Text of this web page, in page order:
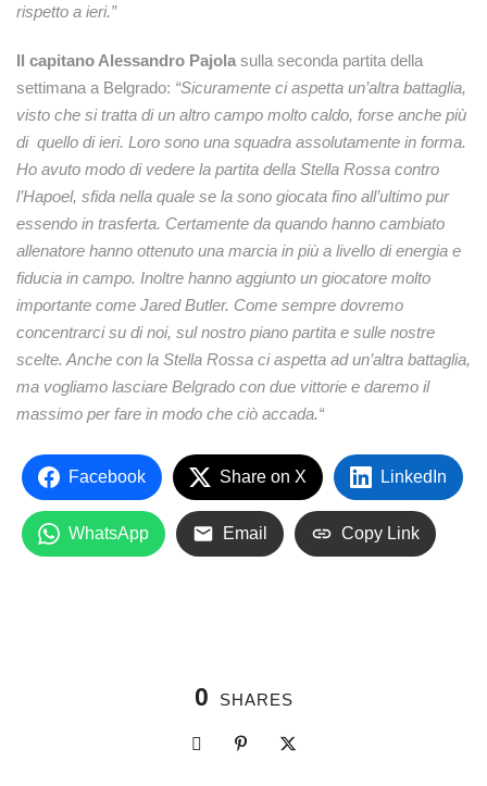
rispetto a ieri.”
Il capitano Alessandro Pajola sulla seconda partita della
settimana a Belgrado: “Sicuramente ci aspetta un’altra battaglia,
visto che si tratta di un altro campo molto caldo, forse anche più
di quello di ieri. Loro sono una squadra assolutamente in forma.
Ho avuto modo di vedere la partita della Stella Rossa contro
l’Hapoel, sfida nella quale se la sono giocata fino all’ultimo pur
essendo in trasferta. Certamente da quando hanno cambiato
allenatore hanno ottenuto una marcia in più a livello di energia e
fiducia in campo. Inoltre hanno aggiunto un giocatore molto
importante come Jared Butler. Come sempre dovremo
concentrarci su di noi, sul nostro piano partita e sulle nostre
scelte. Anche con la Stella Rossa ci aspetta ad un’altra battaglia,
ma vogliamo lasciare Belgrado con due vittorie e daremo il
massimo per fare in modo che ciò accada.“
Facebook Share on X LinkedIn
WhatsApp Email Copy Link
0 SHARES